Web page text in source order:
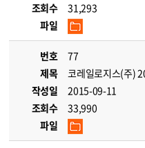
조회수
31,293
파일
번호
77
제목
코레일로지스(주)
작성일
2015-09-11
조회수
33,990
파일